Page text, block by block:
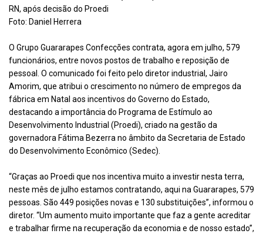
Foto: Daniel Herrera
O Grupo Guararapes Confecções contrata, agora em julho, 579
funcionários, entre novos postos de trabalho e reposição de
pessoal. O comunicado foi feito pelo diretor industrial, Jairo
Amorim, que atribui o crescimento no número de empregos da
fábrica em Natal aos incentivos do Governo do Estado,
destacando a importância do Programa de Estímulo ao
Desenvolvimento Industrial (Proedi), criado na gestão da
governadora Fátima Bezerra no âmbito da Secretaria de Estado
do Desenvolvimento Econômico (Sedec).
“Graças ao Proedi que nos incentiva muito a investir nesta terra,
neste mês de julho estamos contratando, aqui na Guararapes, 579
pessoas. São 449 posições novas e 130 substituições”, informou o
diretor. “Um aumento muito importante que faz a gente acreditar
e trabalhar firme na recuperação da economia e de nosso estado”,